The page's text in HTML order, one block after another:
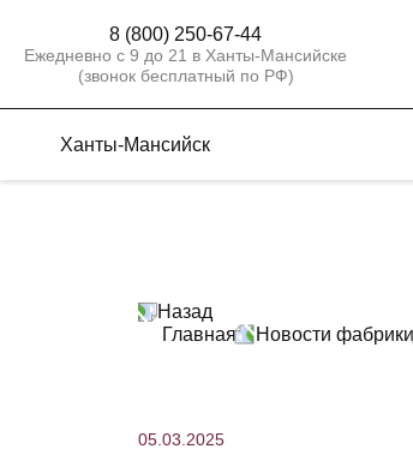
8 (800) 250-67-44
Ежедневно с 9 до 21 в Ханты-Мансийске
(звонок бесплатный по РФ)
Ханты-Мансийск
Назад
Главная
Новости фабрики
05.03.2025